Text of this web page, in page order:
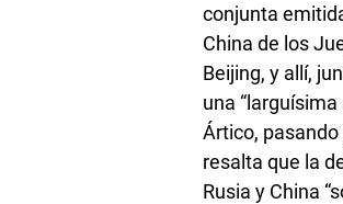
conjunta
China de los
Beijing, y allí,
una
Ártico,
resalta que la
Rusia y China